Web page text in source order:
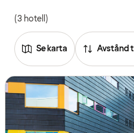
(3 hotell)
Se karta Avstånd